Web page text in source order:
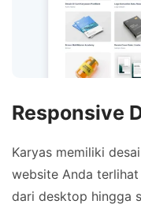
Responsive
Karyas memiliki
website Anda
dari desktop hingga